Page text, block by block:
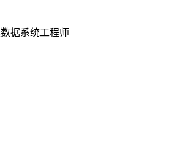
据系统工程师